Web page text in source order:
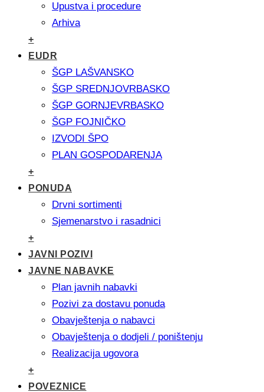
Upustva i procedure
Arhiva
+
EUDR
ŠGP LAŠVANSKO
ŠGP SREDNJOVRBASKO
ŠGP GORNJEVRBASKO
ŠGP FOJNIČKO
IZVODI ŠPO
PLAN GOSPODARENJA
+
PONUDA
Drvni sortimenti
Sjemenarstvo i rasadnici
+
JAVNI POZIVI
JAVNE NABAVKE
Plan javnih nabavki
Pozivi za dostavu ponuda
Obavještenja o nabavci
Obavještenja o dodjeli / poništenju
Realizacija ugovora
+
POVEZNICE